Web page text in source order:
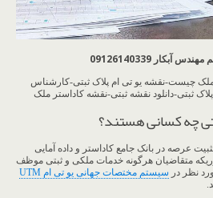
آبکار 09126140339
ملک چیست-نقشه یو تی ام پلاک ثبتی-کارشناس
ثبتی-دانلود نقشه ثبتی-نقشه کاداستر ملک
چه کسانی هستند؟
عرصه در بانک جامع کاداستر و داده آمایی
متقاضیان هرگونه خدمات ملکی و ثبتی موظف
نظر در سیستم مختصات جهانی یو تی ام UTM